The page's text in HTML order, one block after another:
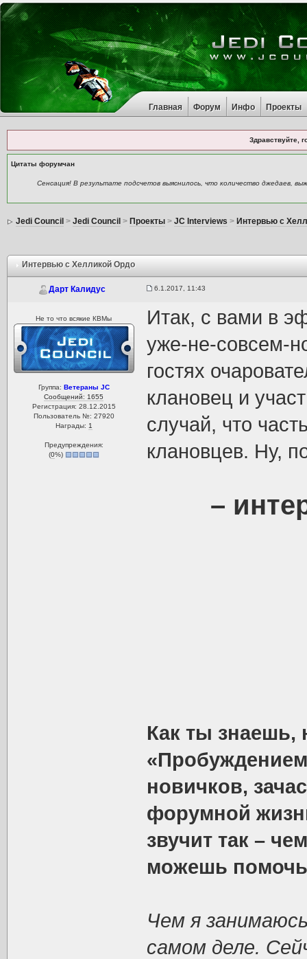
Главная Форум Инфо Проекты
Здравствуйте,
Цитаты форумчан
Сенсация! В результате подсчетов выяснилось, что количество джедаев,
Jedi Council > Jedi Council > Проекты> JC Interviews > Интервью с
Интервью с Хелликой Ордо
Дарт Калидус 6.1.2017, 11:43
Не то что всякие КВМы
Группа: Ветераны JC
Сообщений: 1655
Регистрация: 28.12.2015
Пользователь №: 27920
Награды: 1
Предупреждения:
(0%)
Итак, с вами в
уже-не-совсем-
гостях
клановец и
случай, что
клановцев. Ну,
–
Как ты знаешь,
новичков,
форумной
звучит так –
можешь
Чем я
самом деле.